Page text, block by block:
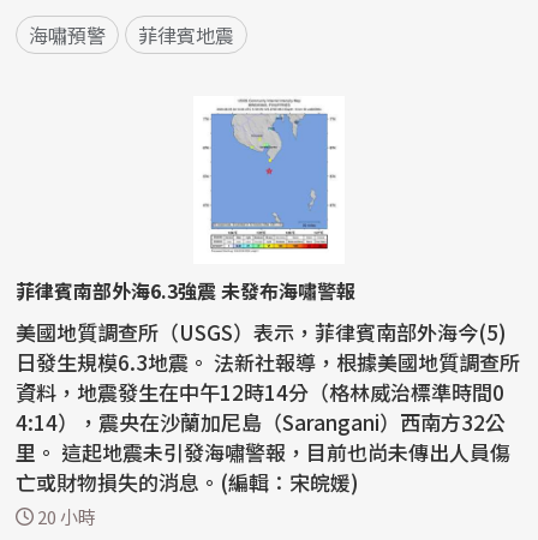
海嘯預警 菲律賓地震
菲律賓南部外海6.3強震 未發布海嘯警報
美國地質調查所（USGS）表示，菲律賓南部外海今(5)
日發生規模6.3地震。 法新社報導，根據美國地質調查所
資料，地震發生在中午12時14分（格林威治標準時間0
4:14），震央在沙蘭加尼島（Sarangani）西南方32公
里。 這起地震未引發海嘯警報，目前也尚未傳出人員傷
亡或財物損失的消息。(編輯：宋皖媛)
20 小時